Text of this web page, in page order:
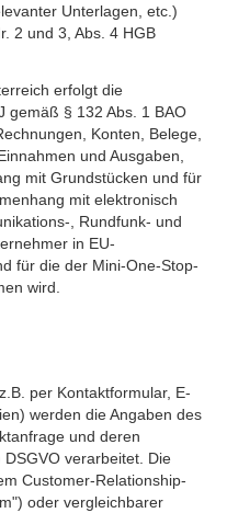
Unterlagen, etc.)
2 und 3, Abs. 4 HGB
erfolgt die
gemäß § 132 Abs. 1 BAO
Konten, Belege,
und Ausgaben,
mit Grundstücken und für
mit elektronisch
, Rundfunk- und
in EU-
für die der Mini-One-Stop-
wird.
per Kontaktformular, E-
werden die Angaben des
und deren
verarbeitet. Die
Customer-Relationship-
oder vergleichbarer